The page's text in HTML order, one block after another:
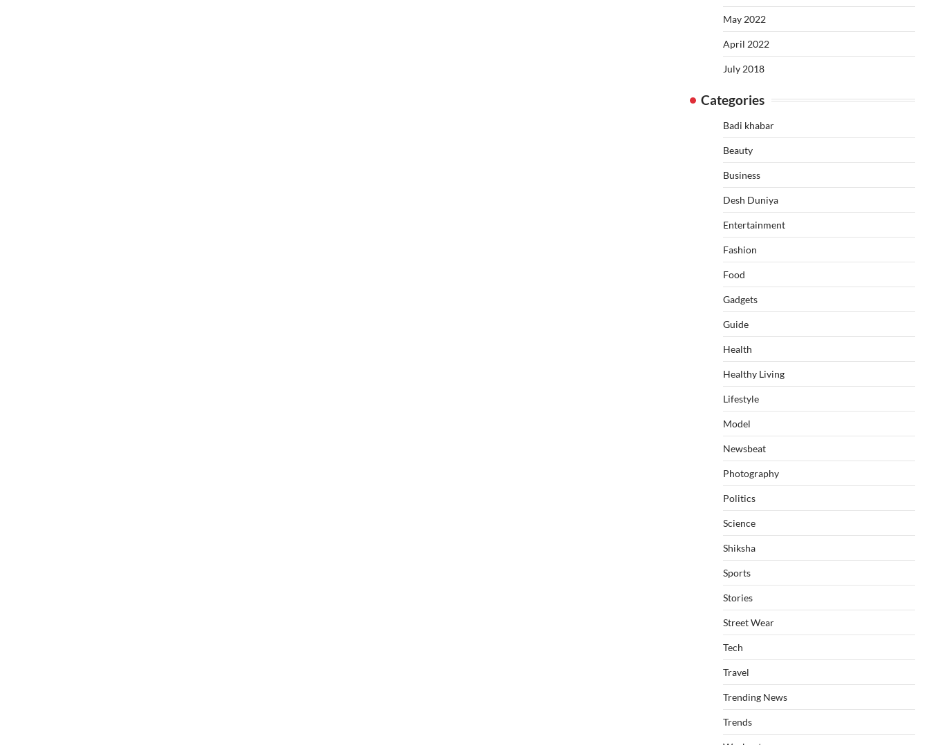
May 2022
April 2022
July 2018
Categories
Badi khabar
Beauty
Business
Desh Duniya
Entertainment
Fashion
Food
Gadgets
Guide
Health
Healthy Living
Lifestyle
Model
Newsbeat
Photography
Politics
Science
Shiksha
Sports
Stories
Street Wear
Tech
Travel
Trending News
Trends